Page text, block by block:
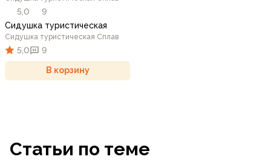
5,0
9
Сидушка туристическая
Сидушка туристическая Сплав
5,0 9
В корзину
Статьи по теме